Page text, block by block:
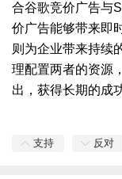
合谷歌竞价广告与
价广告能够带来即
则为企业带来持续
理配置两者的资源
出，获得长期的成
支持 反对